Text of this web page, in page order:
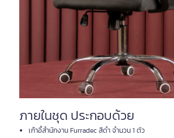
ภายในชุด ประกอบด้วย
เก้าอี้สำนักงาน Furradec สีดำ จำนวน 1 ตัว